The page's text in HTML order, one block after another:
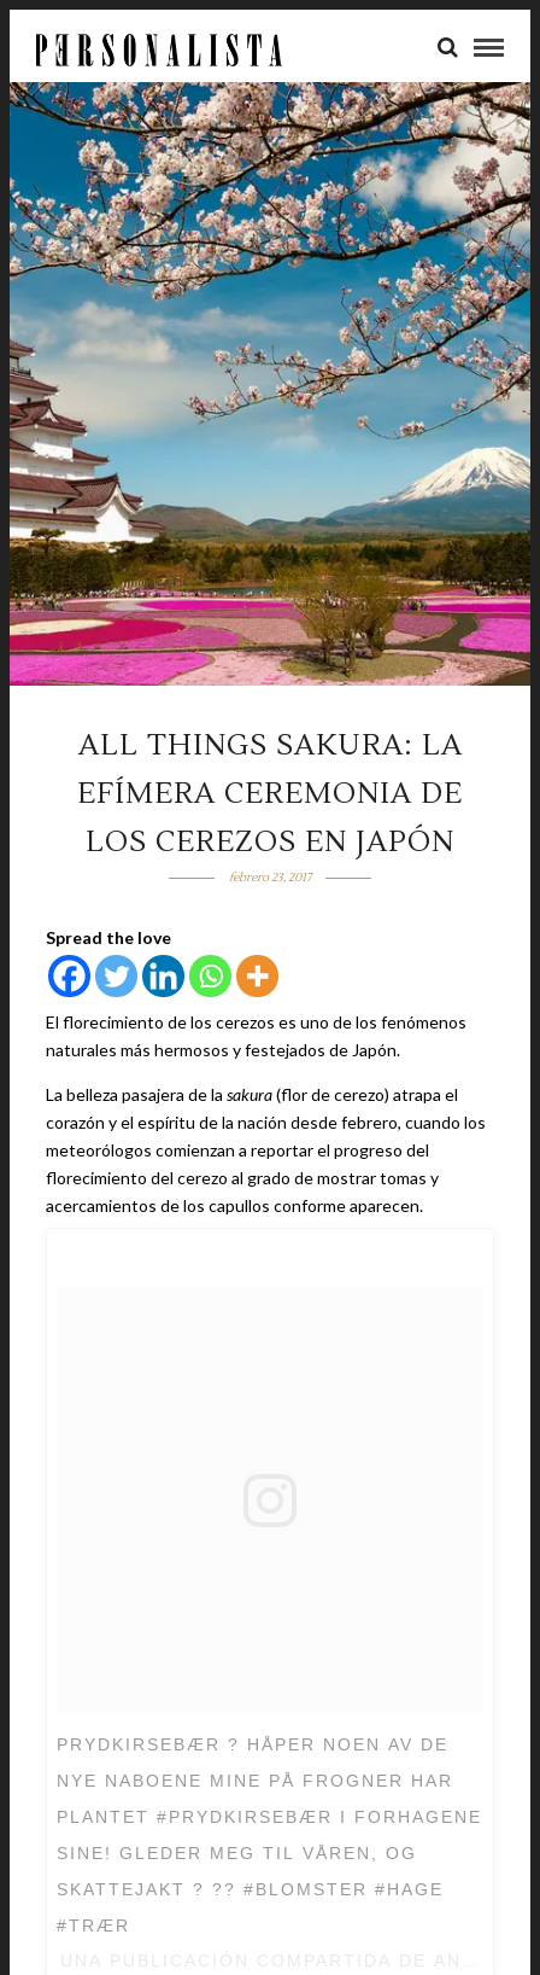
ALL THINGS SAKURA: LA
EFÍMERA CEREMONIA DE
LOS CEREZOS EN JAPÓN
febrero 23, 2017
Spread the love
El florecimiento de los cerezos es uno de los fenómenos
naturales más hermosos y festejados de Japón.
La belleza pasajera de la sakura(flor de cerezo) atrapa el
corazón y el espíritu de la nación desde febrero, cuando los
meteorólogos comienzan a reportar el progreso del
florecimiento del cerezo al grado de mostrar tomas y
acercamientos de los capullos conforme aparecen.
PRYDKIRSEBÆR ? HÅPER NOEN AV DE
NYE NABOENE MINE PÅ FROGNER HAR
PLANTET #PRYDKIRSEBÆR I FORHAGENE
SINE! GLEDER MEG TIL VÅREN, OG
SKATTEJAKT ? ?? #BLOMSTER #HAGE
#TRÆR